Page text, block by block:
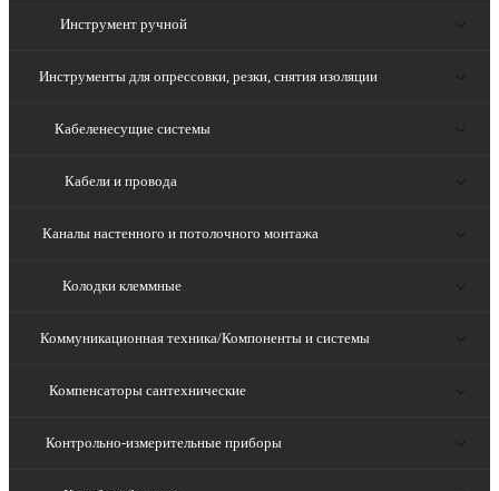
Инструмент ручной
Инструменты для опрессовки, резки, снятия изоляции
Кабеленесущие системы
Кабели и провода
Каналы настенного и потолочного монтажа
Колодки клеммные
Коммуникационная техника/Компоненты и системы
Компенсаторы сантехнические
Контрольно-измерительные приборы